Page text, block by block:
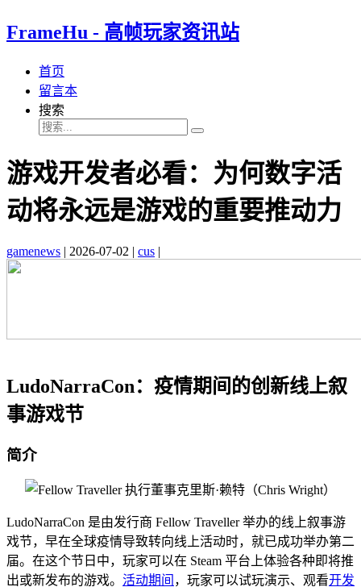
FrameHu - 高帧玩家资讯站
首页
留言本
搜索
游戏开发者必看：为何数字活
动将永远是游戏的重要推动力
gamenews | 2026-07-02 | cus |
LudoNarraCon：疫情期间的创新线上叙
事游戏节
简介
LudoNarraCon 是由发行商 Fellow Traveller 举办的线上叙事游
戏节，早在全球疫情导致转向线上活动时，就已成功举办第二
届。在这个节日中，玩家可以在 Steam 平台上体验各种即将推
出或新发布的游戏。 活动期间 ，玩家可以试玩演示、观看开发